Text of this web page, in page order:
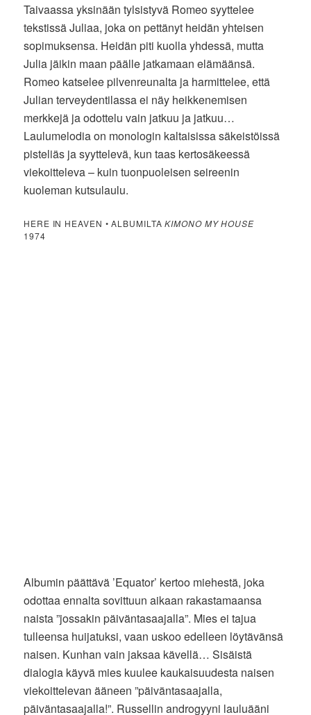
Taivaassa yksinään tylsistyvä Romeo syyttelee
tekstissä Juliaa, joka on pettänyt heidän yhteisen
sopimuksensa. Heidän piti kuolla yhdessä, mutta
Julia jäikin maan päälle jatkamaan elämäänsä.
Romeo katselee pilvenreunalta ja harmittelee, että
Julian terveydentilassa ei näy heikkenemisen
merkkejä ja odottelu vain jatkuu ja jatkuu…
Laulumelodia on monologin kaltaisissa säkeistöissä
pisteliäs ja syyttelevä, kun taas kertosäkeessä
viekoitteleva – kuin tuonpuoleisen seireenin
kuoleman kutsulaulu.
HERE IN HEAVEN • ALBUMILTAKIMONO MY HOUSE
1974
Albumin päättävä ’Equator’ kertoo miehestä, joka
odottaa ennalta sovittuun aikaan rakastamaansa
naista ”jossakin päiväntasaajalla”. Mies ei tajua
tulleensa huijatuksi, vaan uskoo edelleen löytävänsä
naisen. Kunhan vain jaksaa kävellä… Sisäistä
dialogia käyvä mies kuulee kaukaisuudesta naisen
viekoittelevan ääneen ”päiväntasaajalla,
päiväntasaajalla!”. Russellin androgyyni lauluääni